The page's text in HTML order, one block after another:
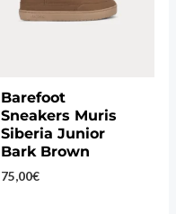
Barefoot
Sneakers Muris
Siberia Junior
Bark Brown
75,00€